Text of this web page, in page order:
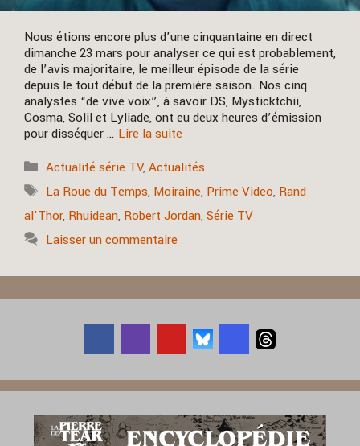
Nous étions encore plus d’une cinquantaine en direct
dimanche 23 mars pour analyser ce qui est probablement,
de l’avis majoritaire, le meilleur épisode de la série
depuis le tout début de la première saison. Nos cinq
analystes “de vive voix”, à savoir DS, Mysticktchii,
Cosma, Solil et Lyliade, ont eu deux heures d’émission
pour disséquer … Lire la suite
Catégories
Actualité série TV,Actualités
Étiquettes
La Roue du Temps, Moiraine, Prime Video, Rand
al'Thor, Rhuidean, Robert Jordan, Série TV
Laisser un commentaire